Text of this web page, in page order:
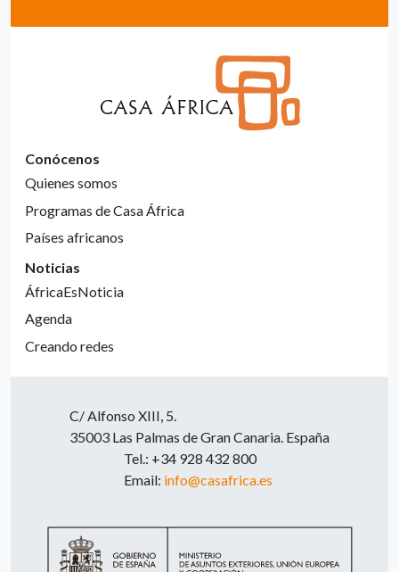
Conócenos
Quienes somos
Programas de Casa África
Países africanos
Noticias
ÁfricaEsNoticia
Agenda
Creando redes
C/ Alfonso XIII, 5.
35003 Las Palmas de Gran Canaria. España
Tel.: +34 928 432 800
Email: info@casafrica.es